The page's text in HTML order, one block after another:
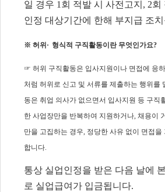
일 경우 1 회 적발 시 사전고지 , 2회
인정 대상기간에 한해 부지급 조
※ 허위· 형식적 구직활동이란 무엇인가요?
☞ 허위 구직활동은 입사지원이나 면접에 응
처럼 허위로 신고 및 서류를 제출하는 행위를
동은 취업 의사가 없으면서 입사지원 등 구직
한 사업장만을 반복하여 지원하거나, 채용이
만을 고집하는 경우, 정당한 사유 없이 면접
합니다.
통상 실업인정을 받은 다음 날에
로 실업급여가 입금됩니다.